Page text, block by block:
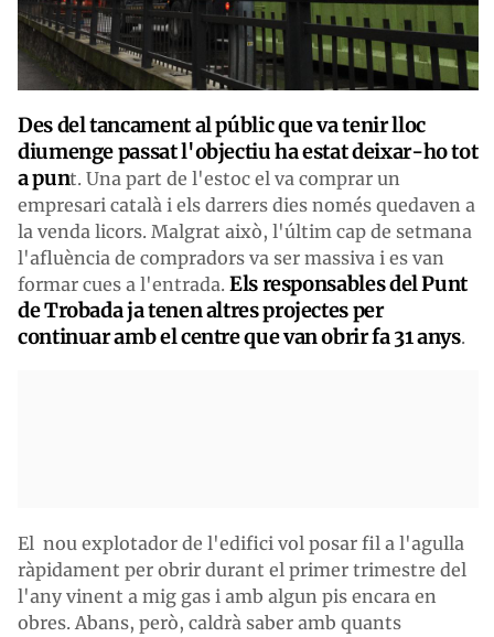
Des del tancament al públic que va tenir lloc
diumenge passat l'objectiu ha estat deixar-ho tot
a punt. Una part de l'estoc el va comprar un
empresari català i els darrers dies només quedaven a
la venda licors. Malgrat això, l'últim cap de setmana
l'afluència de compradors va ser massiva i es van
formar cues a l'entrada. Els responsables del Punt
de Trobada ja tenen altres projectes per
continuar amb el centre que van obrir fa 31 anys.
El nou explotador de l'edifici vol posar fil a l'agulla
ràpidament per obrir durant el primer trimestre del
l'any vinent a mig gas i amb algun pis encara en
obres. Abans, però, caldrà saber amb quants